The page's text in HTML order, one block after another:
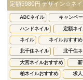
定額5980円 デザイン☆ネ
ABCネイル キャンペ
ハンドネイル 定額ネ
ネイル ネイルおすすめ
北千住ネイル 北千住
大宮ネイルおすすめ
柏ネイルおすすめ 求人